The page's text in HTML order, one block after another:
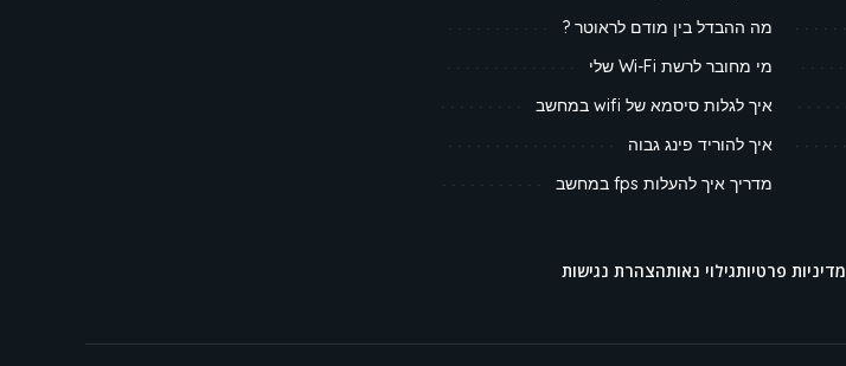
מה ההבדל בין מודם לראוטר ?
מי מחובר לרשת Wi-Fi שלי
איך לגלות סיסמא של wifi במחשב
איך להוריד פינג גבוה
מדריך איך להעלות fps במחשב
מדיניות פרטיותגילוי נאותהצהרת נגישות